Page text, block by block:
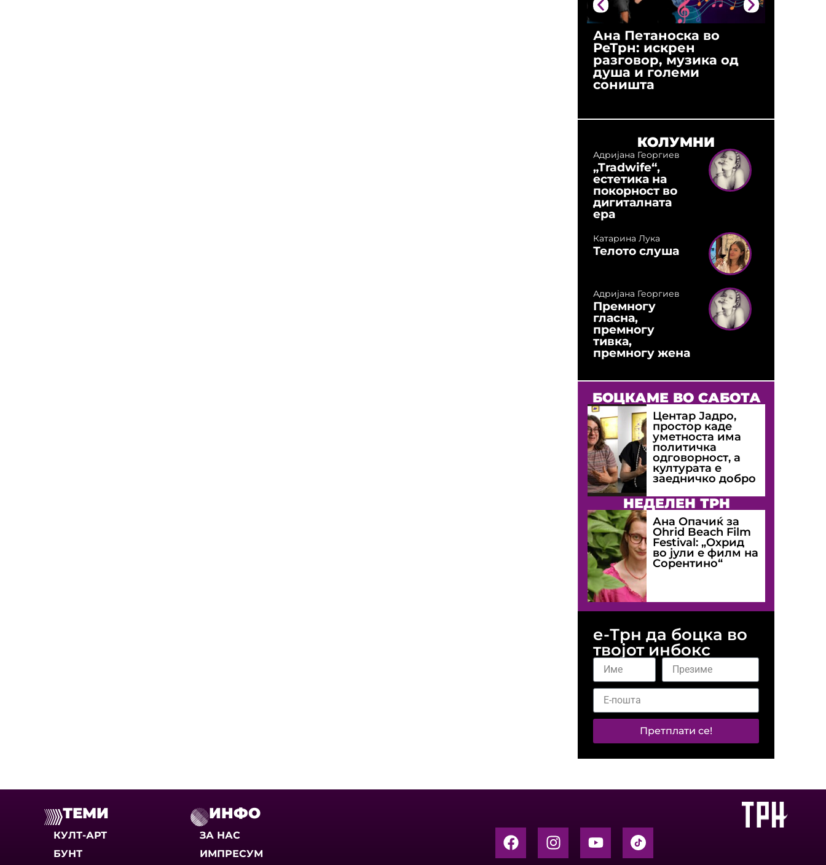
Ана Петаноска во
РеТрн: искрен
разговор, музика од
душа и големи
соништа
КОЛУМНИ
Адријана Георгиев
„Tradwife“,
естетика на
покорност во
дигиталната
ера
Катарина Лука
Телото слуша
Адријана Георгиев
Премногу
гласна,
премногу
тивка,
премногу жена
БОЦКАМЕ ВО САБОТА
Центар Јадро,
простор каде
уметноста има
политичка
одговорност, а
културата е
заедничко добро
НЕДЕЛЕН ТРН
Ана Опачиќ за
Оhrid Beach Film
Festival: „Охрид
во јули е филм на
Сорентино“
е-Трн да боцка во
твојот инбокс
Претплати се!
ТЕМИ
КУЛТ-АРТ
БУНТ
ИНФО
ЗА НАС
ИМПРЕСУМ